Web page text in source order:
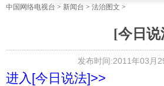
中国网络电视台 > 新闻台 > 法治图文 >
[今日说
发布时间:2011年03月
进入[今日说法]>>